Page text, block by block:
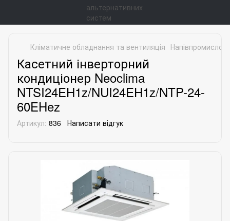
Кліматичне обладнання та вентиляція
Касетний інверторний
кондиціонер Neoclima
NTSI24EH1z/NUI24EH1z/NTP-24-
60EHez
Артикул: 836 Написати відгук